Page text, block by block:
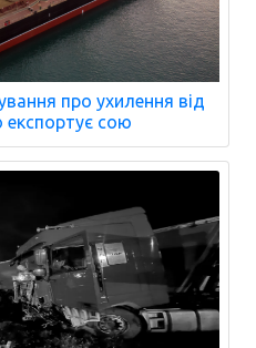
про ухилення від
експортує сою